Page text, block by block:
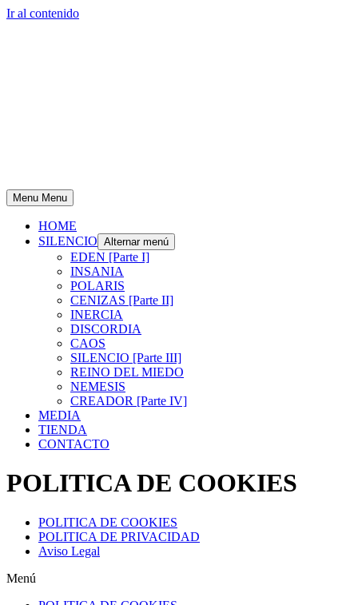
Ir al contenido
Menu Menu
HOME
SILENCIO Alternar menú
EDEN [Parte I]
INSANIA
POLARIS
CENIZAS [Parte II]
INERCIA
DISCORDIA
CAOS
SILENCIO [Parte III]
REINO DEL MIEDO
NEMESIS
CREADOR [Parte IV]
MEDIA
TIENDA
CONTACTO
POLITICA DE COOKIES
POLITICA DE COOKIES
POLITICA DE PRIVACIDAD
Aviso Legal
Menú